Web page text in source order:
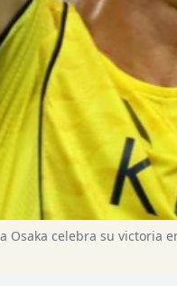
Osaka celebra su victoria